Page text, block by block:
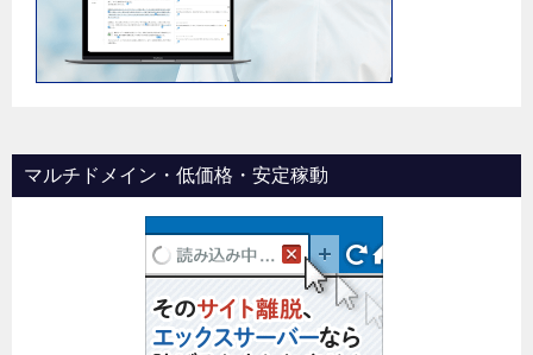
マルチドメイン・低価格・安定稼動